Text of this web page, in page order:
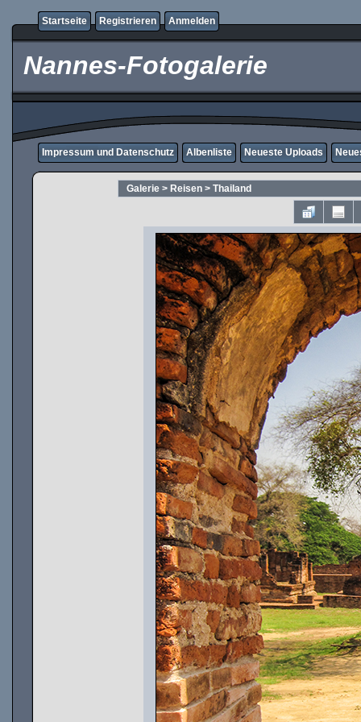
Startseite Registrieren Anmelden
Nannes-Fotogalerie
Impressum und Datenschutz Albenliste Neueste Uploads
Galerie> Reisen> Thailand